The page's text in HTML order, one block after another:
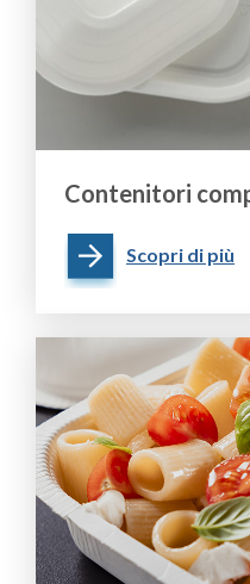
Contenitori
Scopri di più